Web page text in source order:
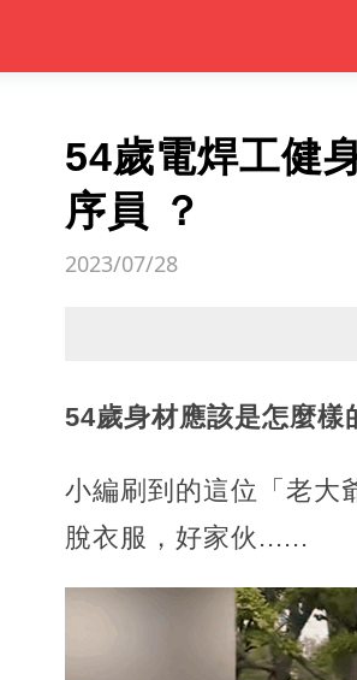
54歲電焊工健
序員 ？
2023/07/28
54歲身材應該是怎麼樣
小編刷到的這位「老大
脫衣服，好家伙......